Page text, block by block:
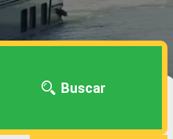
Buscar